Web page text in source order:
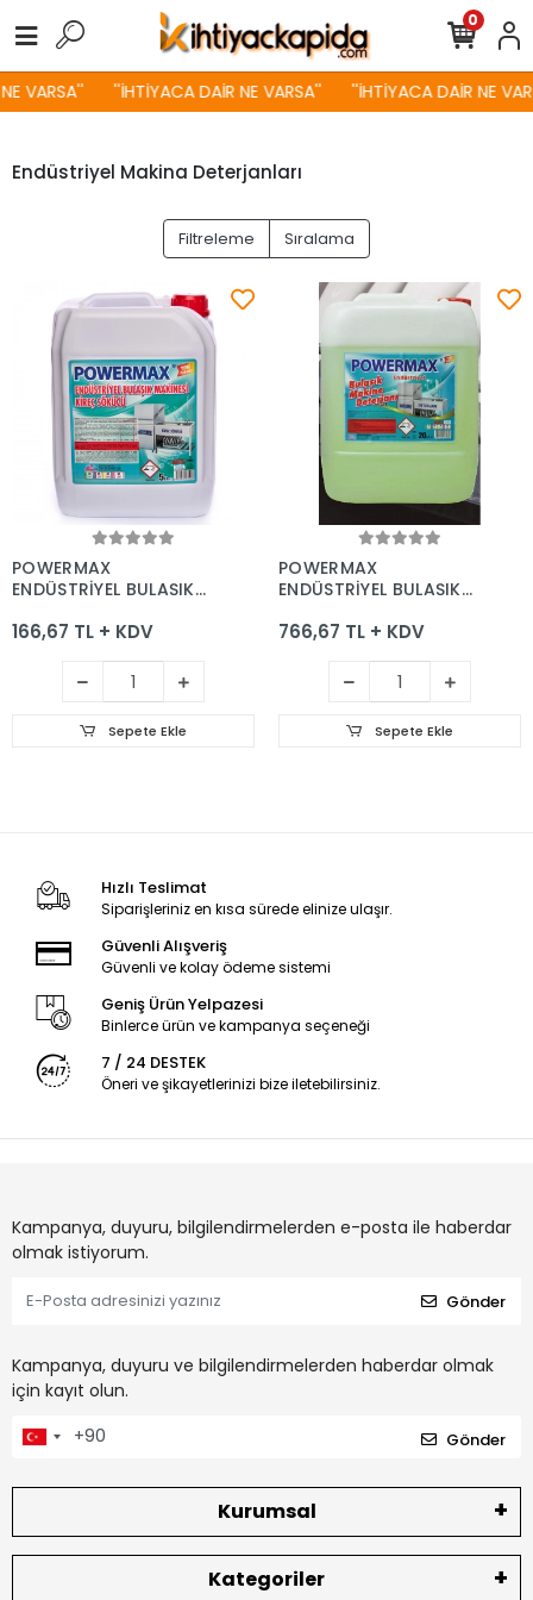
VARSA'' ''İHTİYACA DAİR NE VARSA'' ''İHTİYACA DAİR NE
0
Endüstriyel Makina Deterjanları
Filtreleme Sıralama
Sepete Ekle
POWERMAX
ENDÜSTRİYEL BULAŞIK
SÖKÜCÜ 5 KG
166,67 TL + KDV
Sepete Ekle
Sepete Ekle
POWERMAX
ENDÜSTRİYEL BULAŞIK
KG
766,67 TL + KDV
Sepete Ekle
Hızlı Teslimat
Siparişleriniz en kısa sürede elinize ulaşır.
Güvenli Alışveriş
Güvenli ve kolay ödeme sistemi
Geniş Ürün Yelpazesi
Binlerce ürün ve kampanya seçeneği
7 / 24 DESTEK
Öneri ve şikayetlerinizi bize iletebilirsiniz.
Kampanya, duyuru, bilgilendirmelerden e-posta ile haberdar
olmak istiyorum.
Gönder
Kampanya, duyuru ve bilgilendirmelerden haberdar olmak
için kayıt olun.
Gönder
Kurumsal
Kategoriler